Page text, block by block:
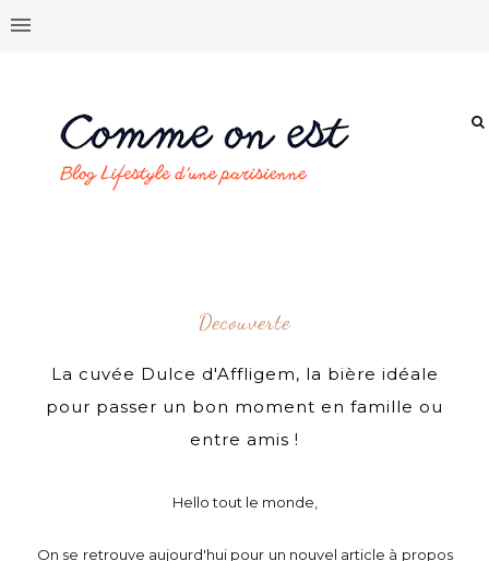
Decouverte
La cuvée Dulce d'Affligem, la bière idéale
pour passer un bon moment en famille ou
entre amis !
Hello tout le monde,
On se retrouve aujourd'hui pour un nouvel article à propos